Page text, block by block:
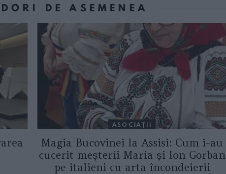
DE ASEMENEA
ASOCIAŢII
Magia Bucovinei la Assisi: Cum i-au
cucerit meșterii Maria și Ion Gorban
pe italieni cu arta încondeierii